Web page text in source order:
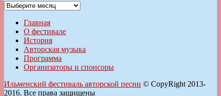
Архивы
Главная
О фестивале
История
Авторская музыка
Программа
Организаторы и спонсоры
Ильменский фестиваль авторской песни © CopyRight 2013-
2016. Все права защищены